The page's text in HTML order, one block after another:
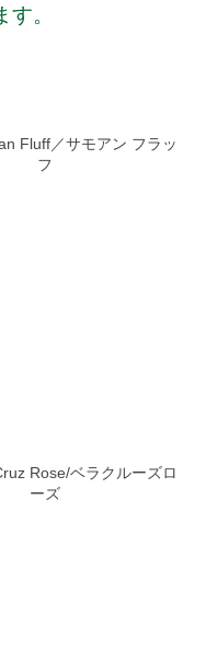
。
Fluff／サモアン フラッ
フ
Rose/ベラクルーズロ
ーズ